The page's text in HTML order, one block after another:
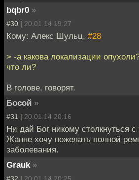
bqbr0 »
#30 | 20.01.14 19:27
Кому: Алекс Шульц, #28
> -а какова локализации
что ли?
В голове, говорят.
Босой »
#31 | 20.01.14 20:16
Ни дай Бог никому столкнуться с
Жанне хочу пожелать полной
заболевания.
Grauk »